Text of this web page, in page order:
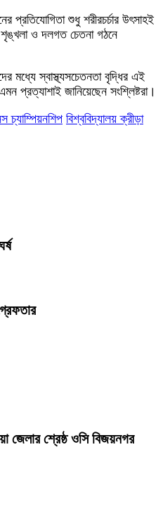
প্রতিযোগিতা শুধু শরীরচর্চার উৎসাহই
ও দলগত চেতনা গঠনে
মধ্যে স্বাস্থ্যসচেতনতা বৃদ্ধির এই
প্রত্যাশাই জানিয়েছেন সংশ্লিষ্টরা।
চ্যাম্পিয়নশিপ বিশ্ববিদ্যালয় ক্রীড়া
জেলার শ্রেষ্ঠ ওসি বিজয়নগর